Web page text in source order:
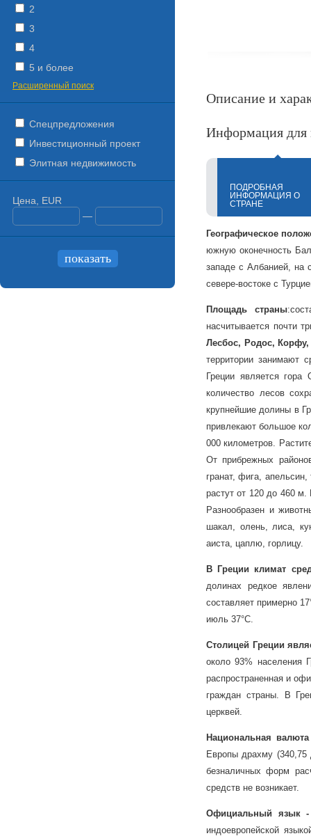
Описание и
Информация для
ПОДРОБНАЯ
ИНФОРМАЦИЯ О
СТРАНЕ
Географическое
южную оконечность
западе с Албанией, на
севере-востоке с
Площадь страны
насчитывается почти
Лесбос, Родос,
территории занимают
Греции является
количество лесов
крупнейшие долины в
привлекают большое
000 километров.
От прибрежных
гранат, фига,
растут от 120 до 460
Разнообразен и
шакал, олень, лиса,
аиста, цаплю, горлицу.
В Греции климат
долинах редкое
составляет примерно
июль 37°С.
Столицей Греции
около 93% населения
распространенная и
граждан страны. В
церквей.
Национальная
Европы драхму
безналичных форм
средств не возникает.
Официальный язык -
индоевропейской
2
3
4
5 и более
Расширенный поиск
Спецпредложения
Инвестиционный проект
Элитная недвижимость
Цена, EUR
—